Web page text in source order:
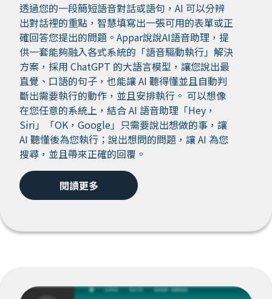
透過您的一段簡短語音對話或語句，AI 可以分辨
出對話裡的重點，智慧填寫出一張可用的表單或正
確回答您提出的問題。Appar說說AI語音助理，提
供一套能夠融入各式系統的「語音驅動執行」解決
方案，採用 ChatGPT 的大語言模型，讓您說出最
直覺、口語的句子，也能讓 AI 聽得懂並且自動判
斷出需要執行的動作，並且安排執行。 可以想像
在您任意的系統上，結合 AI 語音助理「Hey，
Siri」「OK，Google」只需要說出想做的事，讓
AI 聽懂後為您執行；說出想問的問題，讓 AI 為您
搜尋，並且帶來正確的回覆。
閱讀更多